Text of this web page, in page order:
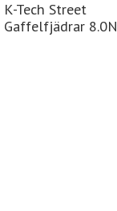
K-Tech Street
Gaffelfjädrar 8.0N